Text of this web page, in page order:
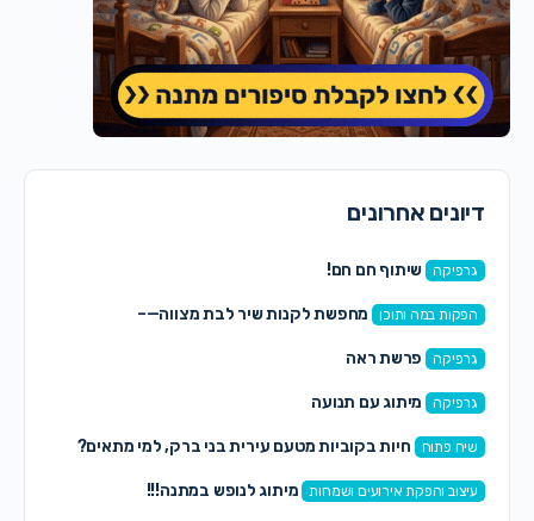
דיונים אחרונים
גרפיקה שיתוף חם חם!
הפקות במה ותוכן מחפשת לקנות שיר לבת מצווה—–
גרפיקה פרשת ראה
גרפיקה מיתוג עם תנועה
שיח פתוח חיות בקוביות מטעם עירית בני ברק, למי מתאים?
עיצוב והפקת אירועים ושמחות מיתוג לנופש במתנה!!!